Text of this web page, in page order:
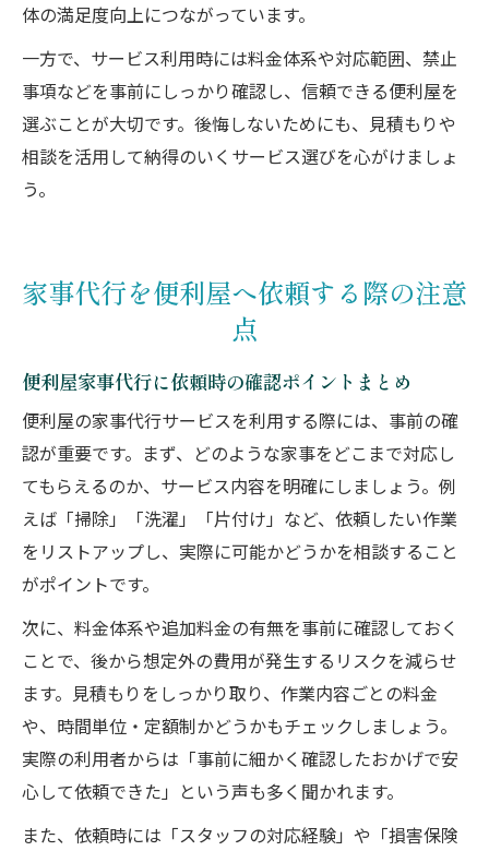
体の満足度向上につながっています。
一方で、サービス利用時には料金体系や対応範囲、禁止
事項などを事前にしっかり確認し、信頼できる便利屋を
選ぶことが大切です。後悔しないためにも、見積もりや
相談を活用して納得のいくサービス選びを心がけましょ
う。
家事代行を便利屋へ依頼する際の注意
点
便利屋家事代行に依頼時の確認ポイントまとめ
便利屋の家事代行サービスを利用する際には、事前の確
認が重要です。まず、どのような家事をどこまで対応し
てもらえるのか、サービス内容を明確にしましょう。例
えば「掃除」「洗濯」「片付け」など、依頼したい作業
をリストアップし、実際に可能かどうかを相談すること
がポイントです。
次に、料金体系や追加料金の有無を事前に確認しておく
ことで、後から想定外の費用が発生するリスクを減らせ
ます。見積もりをしっかり取り、作業内容ごとの料金
や、時間単位・定額制かどうかもチェックしましょう。
実際の利用者からは「事前に細かく確認したおかげで安
心して依頼できた」という声も多く聞かれます。
また、依頼時には「スタッフの対応経験」や「損害保険